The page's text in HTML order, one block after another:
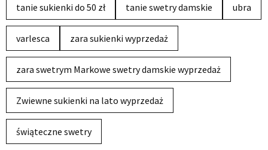
tanie sukienki do 50 zł tanie swetry damskie ubra
varlesca zara sukienki wyprzedaż
zara swetrym Markowe swetry damskie wyprzedaż
Zwiewne sukienki na lato wyprzedaż
świąteczne swetry